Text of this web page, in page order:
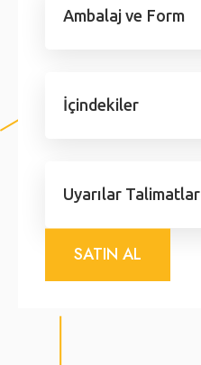
Ambalaj ve Form
İçindekiler
Uyarılar Talimatlar
SATIN AL